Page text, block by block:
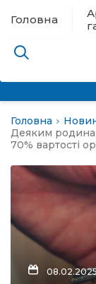
Головна
евакуації
новини
Головна
Деяким
70% вартості